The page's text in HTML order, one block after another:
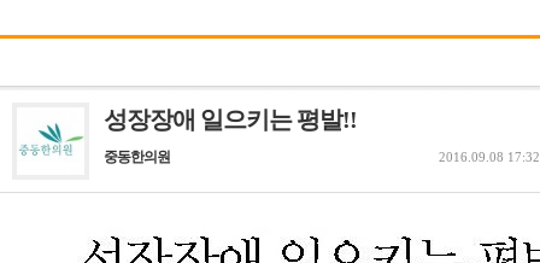
성장장애 일으키는 평발!!
중동한의원 2016.09.08 17:32